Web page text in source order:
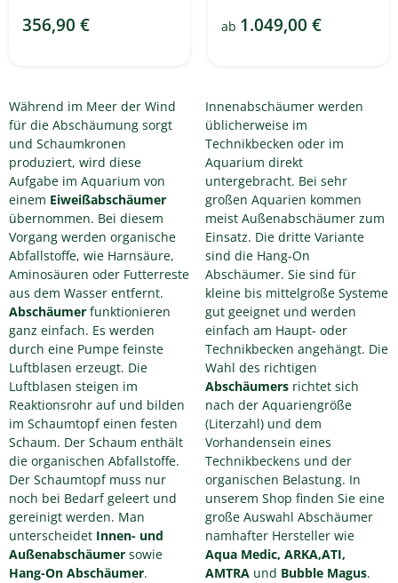
356,90 € ab 1.049,00 €
Während im Meer der Wind
für die Abschäumung sorgt
und Schaumkronen
produziert, wird diese
Aufgabe im Aquarium von
einem Eiweißabschäumer
übernommen. Bei diesem
Vorgang werden organische
Abfallstoffe, wie Harnsäure,
Aminosäuren oder Futterreste
aus dem Wasser entfernt.
Abschäumer funktionieren
ganz einfach. Es werden
durch eine Pumpe feinste
Luftblasen erzeugt. Die
Luftblasen steigen im
Reaktionsrohr auf und bilden
im Schaumtopf einen festen
Schaum. Der Schaum enthält
die organischen Abfallstoffe.
Der Schaumtopf muss nur
noch bei Bedarf geleert und
gereinigt werden. Man
unterscheidet Innen- und
Außenabschäumer sowie
Hang-On Abschäumer.
Innenabschäumer werden
üblicherweise im
Technikbecken oder im
Aquarium direkt
untergebracht. Bei sehr
großen Aquarien kommen
meist Außenabschäumer zum
Einsatz. Die dritte Variante
sind die Hang-On
Abschäumer. Sie sind für
kleine bis mittelgroße Systeme
gut geeignet und werden
einfach am Haupt- oder
Technikbecken angehängt. Die
Wahl des richtigen
Abschäumers richtet sich
nach der Aquariengröße
(Literzahl) und dem
Vorhandensein eines
Technikbeckens und der
organischen Belastung. In
unserem Shop finden Sie eine
große Auswahl Abschäumer
namhafter Hersteller wie
Aqua Medic, ARKA,ATI,
AMTRA und Bubble Magus.